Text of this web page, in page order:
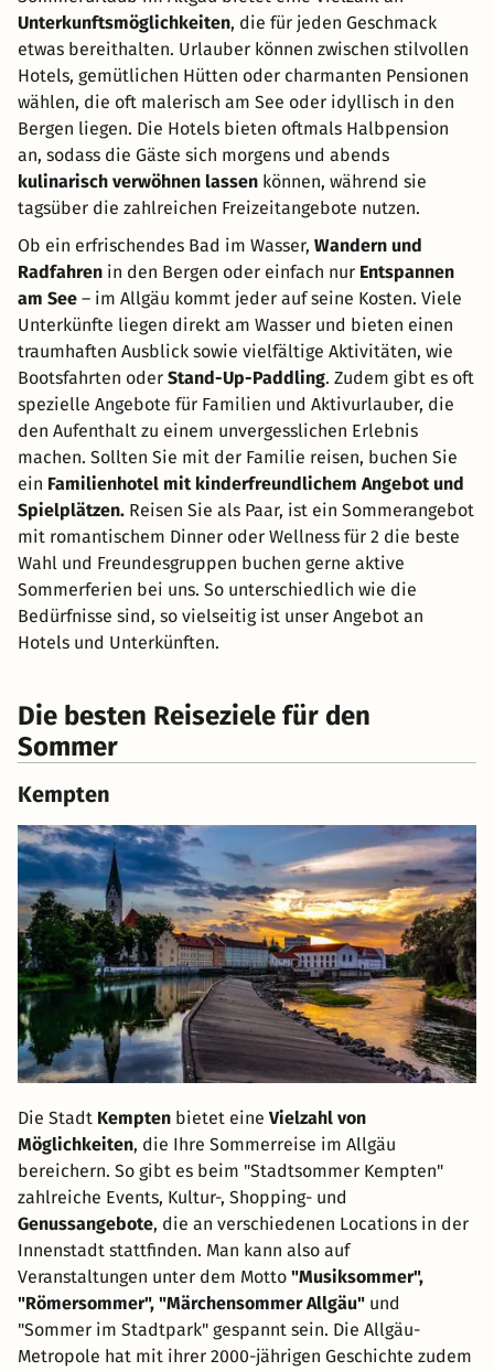
Unterkunftsmöglichkeiten, die für jeden Geschmack
etwas bereithalten. Urlauber können zwischen stilvollen
Hotels, gemütlichen Hütten oder charmanten Pensionen
wählen, die oft malerisch am See oder idyllisch in den
Bergen liegen. Die Hotels bieten oftmals Halbpension
an, sodass die Gäste sich morgens und abends
kulinarisch verwöhnen lassen können, während sie
tagsüber die zahlreichen Freizeitangebote nutzen.
Ob ein erfrischendes Bad im Wasser, Wandern und
Radfahren in den Bergen oder einfach nur Entspannen
am See – im Allgäu kommt jeder auf seine Kosten. Viele
Unterkünfte liegen direkt am Wasser und bieten einen
traumhaften Ausblick sowie vielfältige Aktivitäten, wie
Bootsfahrten oder Stand-Up-Paddling. Zudem gibt es oft
spezielle Angebote für Familien und Aktivurlauber, die
den Aufenthalt zu einem unvergesslichen Erlebnis
machen. Sollten Sie mit der Familie reisen, buchen Sie
ein Familienhotel mit kinderfreundlichem Angebot und
Spielplätzen. Reisen Sie als Paar, ist ein Sommerangebot
mit romantischem Dinner oder Wellness für 2 die beste
Wahl und Freundesgruppen buchen gerne aktive
Sommerferien bei uns. So unterschiedlich wie die
Bedürfnisse sind, so vielseitig ist unser Angebot an
Hotels und Unterkünften.
Die besten Reiseziele für den
Sommer
Kempten
Die Stadt Kempten bietet eine Vielzahl von
Möglichkeiten, die Ihre Sommerreise im Allgäu
bereichern. So gibt es beim "Stadtsommer Kempten"
zahlreiche Events, Kultur-, Shopping- und
Genussangebote, die an verschiedenen Locations in der
Innenstadt stattfinden. Man kann also auf
Veranstaltungen unter dem Motto "Musiksommer",
"Römersommer", "Märchensommer Allgäu" und
"Sommer im Stadtpark" gespannt sein. Die Allgäu-
Metropole hat mit ihrer 2000-jährigen Geschichte zudem